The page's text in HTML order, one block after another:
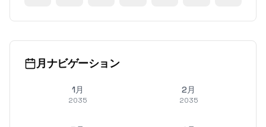
月ナビゲーション
1月
2035
2月
2035